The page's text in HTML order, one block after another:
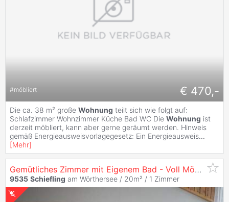
#möbliert € 470,-
Die ca. 38 m² große Wohnung teilt sich wie folgt auf:
Schlafzimmer Wohnzimmer Küche Bad WC Die Wohnung ist
derzeit möbliert, kann aber gerne geräumt werden. Hinweis
gemäß Energieausweisvorlagegesetz: Ein Energieausweis...
[Mehr]
Gemütliches Zimmer mit Eigenem Bad - Voll Möbliert, TV & WLAN Inklusive! Nahe Velden am Wörthersee!
9535 Schiefling am Wörthersee / 20m² / 1 Zimmer